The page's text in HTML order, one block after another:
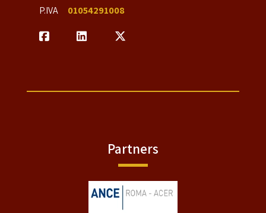
P.IVA 01054291008
Partners